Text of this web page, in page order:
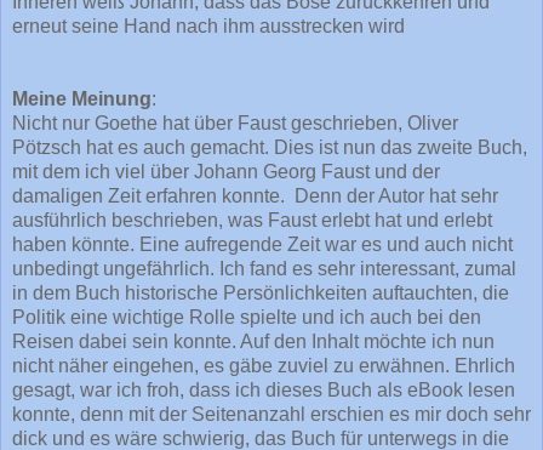
erneut seine Hand nach ihm ausstrecken wird
Meine Meinung:
Nicht nur Goethe hat über Faust geschrieben, Oliver
Pötzsch hat es auch gemacht. Dies ist nun das zweite Buch,
mit dem ich viel über Johann Georg Faust und der
damaligen Zeit erfahren konnte. Denn der Autor hat sehr
ausführlich beschrieben, was Faust erlebt hat und erlebt
haben könnte. Eine aufregende Zeit war es und auch nicht
unbedingt ungefährlich. Ich fand es sehr interessant, zumal
in dem Buch historische Persönlichkeiten auftauchten, die
Politik eine wichtige Rolle spielte und ich auch bei den
Reisen dabei sein konnte. Auf den Inhalt möchte ich nun
nicht näher eingehen, es gäbe zuviel zu erwähnen. Ehrlich
gesagt, war ich froh, dass ich dieses Buch als eBook lesen
konnte, denn mit der Seitenanzahl erschien es mir doch sehr
dick und es wäre schwierig, das Buch für unterwegs in die